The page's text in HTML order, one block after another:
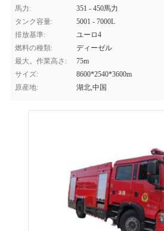
馬力:
351 - 450馬力
タンク容量:
5001 - 7000L
排放基準:
ユーロ4
燃料の種類:
ディーゼル
最大。作業高さ:
75m
サイズ:
8600*2540*3600m
原産地:
湖北,中国